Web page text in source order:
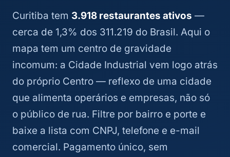
Curitiba tem 3.918 restaurantes ativos —
cerca de 1,3% dos 311.219 do Brasil. Aqui o
mapa tem um centro de gravidade
incomum: a Cidade Industrial vem logo atrás
do próprio Centro — reflexo de uma cidade
que alimenta operários e empresas, não só
o público de rua. Filtre por bairro e porte e
baixe a lista com CNPJ, telefone e e-mail
comercial. Pagamento único, sem